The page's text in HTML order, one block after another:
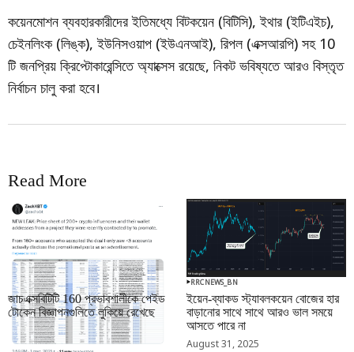
কয়েনমোশন ব্যবহারকারীদের ইতিমধ্যে বিটকয়েন (বিটিসি), ইথার (ইটিএইচ),
চেইনলিংক (লিঙ্ক), ইউনিসওয়াপ (ইউএনআই), রিপল (এক্সআরপি) সহ 10
টি জনপ্রিয় ক্রিপ্টোকারেন্সিতে অ্যাক্সেস রয়েছে, নিকট ভবিষ্যতে আরও বিস্তৃত
নির্বাচন চালু করা হবে।
Read More
RRCNEWS_BN
জাচএক্সবিটিটি 160 প্রভাবশালীকে পেইড
টোকেন বিজ্ঞাপনগুলিতে লুকিয়ে রেখেছে
September 01, 2025
RRCNEWS_BN
ইয়েন-ব্যাকড স্ট্যাবলকয়েন বোজের হার
বাড়ানোর সাথে সাথে আরও ভাল সময়ে
আসতে পারে না
August 31, 2025